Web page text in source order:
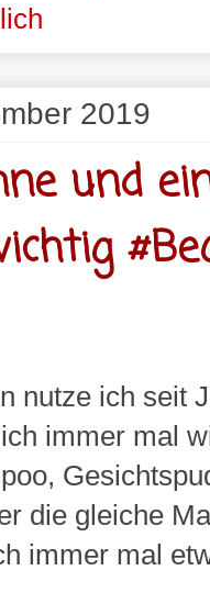
2019
und
nutze ich seit
immer mal
die gleiche
immer mal